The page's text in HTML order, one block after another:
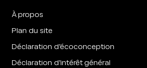
À propos
Plan du site
Déclaration d’écoconception
Déclaration d’intérêt général